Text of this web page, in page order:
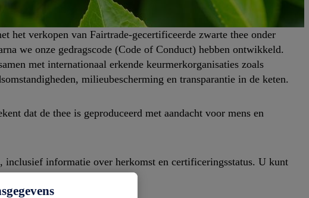
het verkopen van Fairtrade-gecertificeerde zwarte thee onder
we onze gedragscode (Code of Conduct) hebben ontwikkeld.
met internationaal erkende keurmerkorganisaties zoals
milieubescherming en transparantie in de keten.
dat de thee is geproduceerd met aandacht voor mens en
informatie over herkomst en certificeringsstatus. U kunt